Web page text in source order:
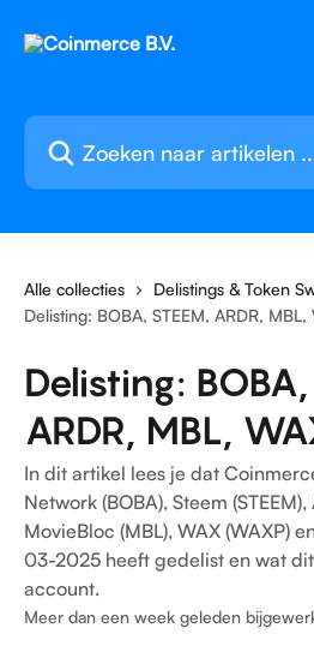
Zoeken naar artikelen ...
Alle collecties Delistings & Token
Delisting: BOBA, STEEM, ARDR,
Delisting: BOBA,
ARDR, MBL,
In dit artikel lees je dat
Network (BOBA), Steem
MovieBloc (MBL), WAX (WAXP)
03-2025 heeft gedelist en wat
account.
Meer dan een week geleden